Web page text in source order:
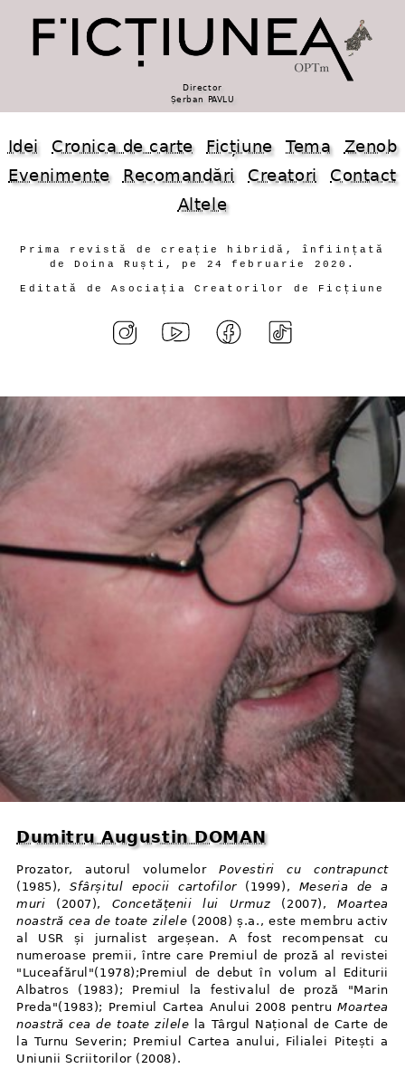
Director
Șerban PAVLU
Idei Cronica de carte Ficțiune Tema
Zenob
Evenimente
Recomandări Creatori
Contact
Altele
Prima revistă de creație hibridă, înființată
de Doina Ruști, pe 24 februarie 2020.
Editată de Asociația Creatorilor de Ficțiune
Dumitru Augustin DOMAN
Prozator, autorul volumelorPovestiri cu contrapunct
(1985),Sfârșitul epocii cartofilor(1999), Meseria de a
muri (2007), Concetățenii lui Urmuz (2007),Moartea
noastră cea de toate zilele (2008) ș.a., este membru activ
al USR și jurnalist argeșean. A fost recompensat cu
numeroase premii, între care Premiul de proză al revistei
"Luceafărul"(1978);Premiul de debut în volum al Editurii
Albatros (1983); Premiul la festivalul de proză "Marin
Preda"(1983); Premiul Cartea Anului 2008 pentruMoartea
noastră cea de toate zilele la Târgul Național de Carte de
la Turnu Severin; Premiul Cartea anului, Filialei Pitești a
Uniunii Scriitorilor (2008).